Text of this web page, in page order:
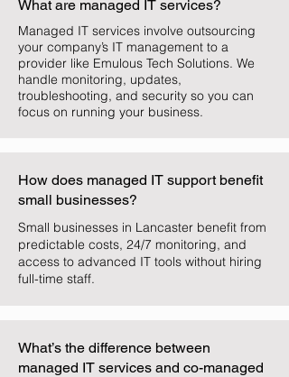
What are managed IT services?
Managed IT services involve outsourcing
your company’s IT management to a
provider like Emulous Tech Solutions. We
handle monitoring, updates,
troubleshooting, and security so you can
focus on running your business.
How does managed IT support benefit
small businesses?
Small businesses in Lancaster benefit from
predictable costs, 24/7 monitoring, and
access to advanced IT tools without hiring
full-time staff.
What’s the difference between
managed IT services and co-managed